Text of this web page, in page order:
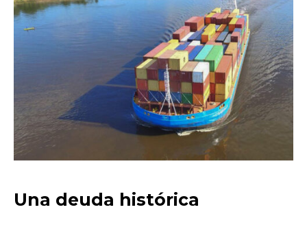
Una deuda histórica